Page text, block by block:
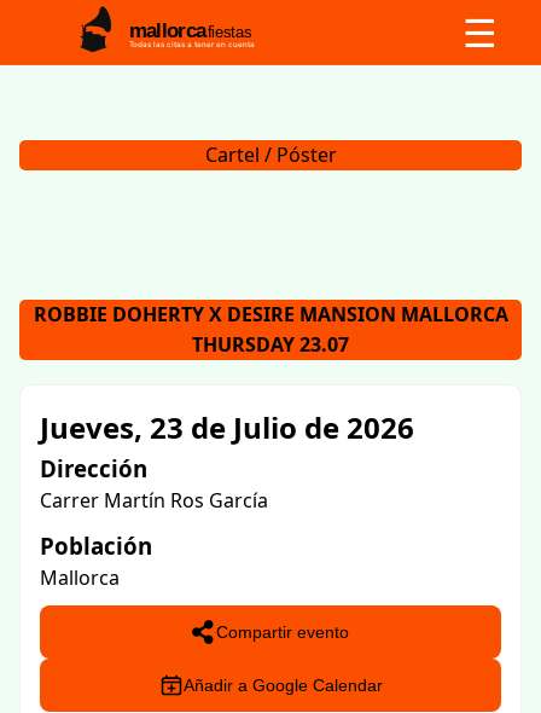
mallorcafiestas
Todas las citas a tener en cuenta ☰
Cartel / Póster
ROBBIE DOHERTY X DESIRE MANSION MALLORCA
THURSDAY 23.07
Jueves, 23 de Julio de 2026
Dirección
Carrer Martín Ros García
Población
Mallorca
Compartir evento
Añadir a Google Calendar